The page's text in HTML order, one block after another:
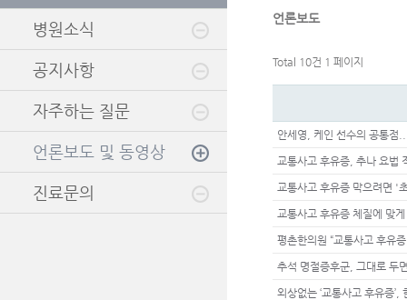
병원소식
공지사항
자주하는 질문
언론보도 및 동영상
진료문의
언론보도
Total 10건 1 페이지
안세영, 케인 선수의 공통
교통사고 후유증, 추나 요법
교통사고 후유증 막으려면 '
교통사고 후유증 체질에 맞
평촌한의원 “교통사고 후유
추석 명절증후군, 그대로 두
외상없는 ‘교통사고 후유증